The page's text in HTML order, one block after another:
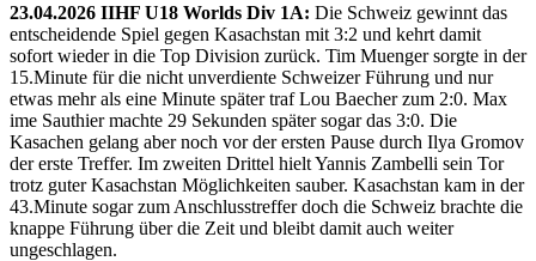
23.04.2026 IIHF U18 Worlds Div 1A: Die Schweiz gewinnt das
entscheidende Spiel gegen Kasachstan mit 3:2 und kehrt damit
sofort wieder in die Top Division zurück. Tim Muenger sorgte in der
15.Minute für die nicht unverdiente Schweizer Führung und nur
etwas mehr als eine Minute später traf Lou Baecher zum 2:0. Max
ime Sauthier machte 29 Sekunden später sogar das 3:0. Die
Kasachen gelang aber noch vor der ersten Pause durch Ilya Gromov
der erste Treffer. Im zweiten Drittel hielt Yannis Zambelli sein Tor
trotz guter Kasachstan Möglichkeiten sauber. Kasachstan kam in der
43.Minute sogar zum Anschlusstreffer doch die Schweiz brachte die
knappe Führung über die Zeit und bleibt damit auch weiter
ungeschlagen.